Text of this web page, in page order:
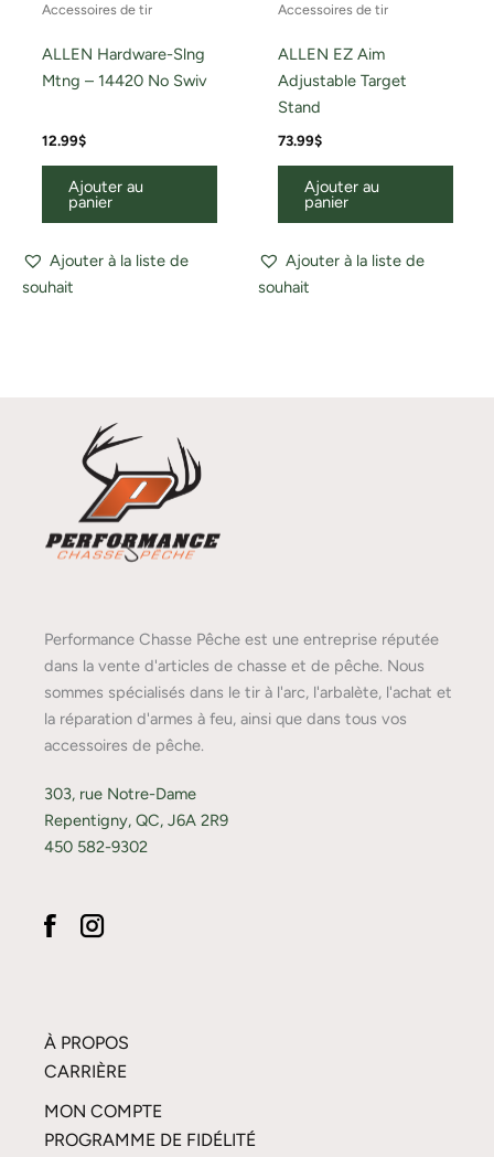
Accessoires de tir
ALLEN Hardware-Slng
Mtng – 14420 No Swiv
12.99$
Ajouter au
panier
Ajouter à la liste de
souhait
Accessoires de tir
ALLEN EZ Aim
Adjustable Target
Stand
73.99$
Ajouter au
panier
Ajouter à la liste de
souhait
Performance Chasse Pêche est une entreprise réputée
dans la vente d'articles de chasse et de pêche. Nous
sommes spécialisés dans le tir à l'arc, l'arbalète, l'achat et
la réparation d'armes à feu, ainsi que dans tous vos
accessoires de pêche.
303, rue Notre-Dame
Repentigny, QC, J6A 2R9
450 582-9302
À PROPOS
CARRIÈRE
MON COMPTE
PROGRAMME DE FIDÉLITÉ